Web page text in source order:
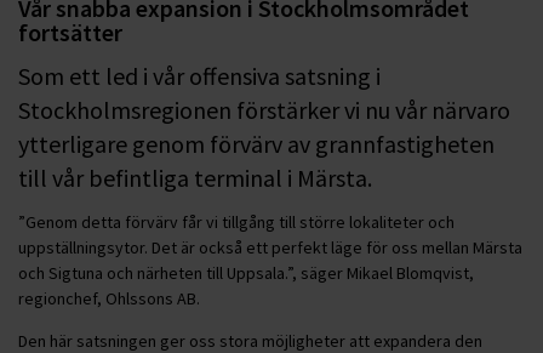
Vår snabba expansion i Stockholmsområdet
fortsätter
Som ett led i vår offensiva satsning i
Stockholmsregionen förstärker vi nu vår närvaro
ytterligare genom förvärv av grannfastigheten
till vår befintliga terminal i Märsta.
”Genom detta förvärv får vi tillgång till större lokaliteter och
uppställningsytor. Det är också ett perfekt läge för oss mellan Märsta
och Sigtuna och närheten till Uppsala.”, säger Mikael Blomqvist,
regionchef, Ohlssons AB.
Den här satsningen ger oss stora möjligheter att expandera den